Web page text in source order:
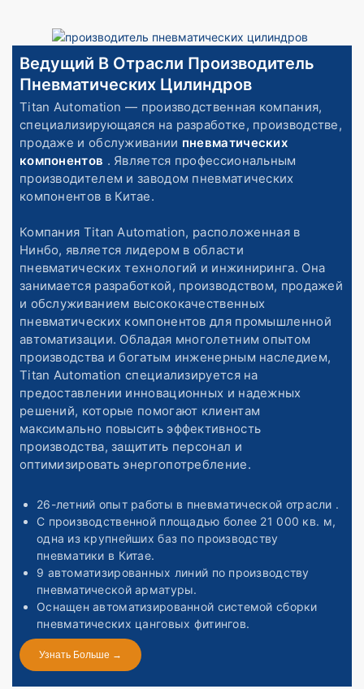
Ведущий В Отрасли Производитель
Пневматических Цилиндров
Titan Automation — производственная компания,
специализирующаяся на разработке, производстве,
продаже и обслуживании пневматических
компонентов . Является профессиональным
производителем и заводом пневматических
компонентов в Китае.
Компания Titan Automation, расположенная в
Нинбо, является лидером в области
пневматических технологий и инжиниринга. Она
занимается разработкой, производством, продажей
и обслуживанием высококачественных
пневматических компонентов для промышленной
автоматизации. Обладая многолетним опытом
производства и богатым инженерным наследием,
Titan Automation специализируется на
предоставлении инновационных и надежных
решений, которые помогают клиентам
максимально повысить эффективность
производства, защитить персонал и
оптимизировать энергопотребление.
26-летний опыт работы в пневматической отрасли .
С производственной площадью более 21 000 кв. м,
одна из крупнейших баз по производству
пневматики в Китае.
9 автоматизированных линий по производству
пневматической арматуры.
Оснащен автоматизированной системой сборки
пневматических цанговых фитингов.
Узнать Больше →